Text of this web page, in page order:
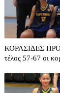
ΚΟΡΑΣΙΔΕΣ
τέλος 57-67 οι